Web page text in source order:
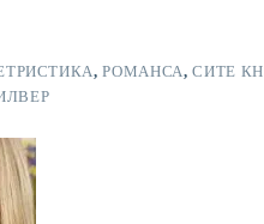
,РОМАНСА,СИТЕ